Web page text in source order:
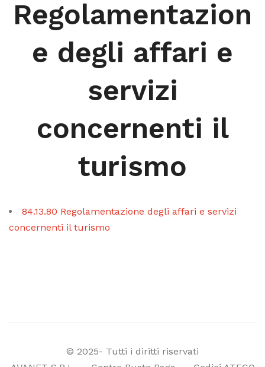
Regolamentazion
e degli affari e
servizi
concernenti il
turismo
84.13.80 Regolamentazione degli affari e servizi
concernenti il turismo
© 2025- Tutti i diritti riservati